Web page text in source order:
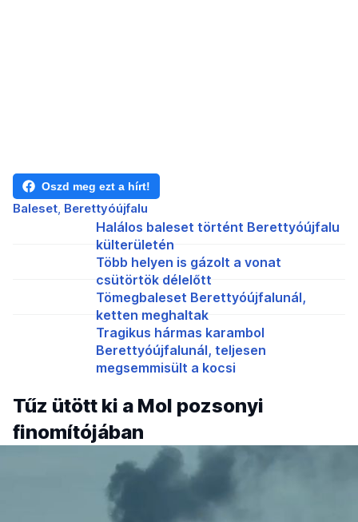
Oszd meg ezt a hírt!
Baleset Berettyóújfalu
Halálos baleset történt Berettyóújfalu
külterületén
Több helyen is gázolt a vonat
csütörtök délelőtt
Tömegbaleset Berettyóújfalunál,
ketten meghaltak
Tragikus hármas karambol
Berettyóújfalunál, teljesen
megsemmisült a kocsi
Tűz ütött ki a Mol pozsonyi
finomítójában